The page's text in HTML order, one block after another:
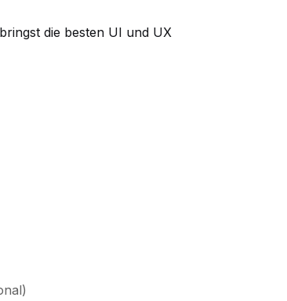
die besten UI und UX